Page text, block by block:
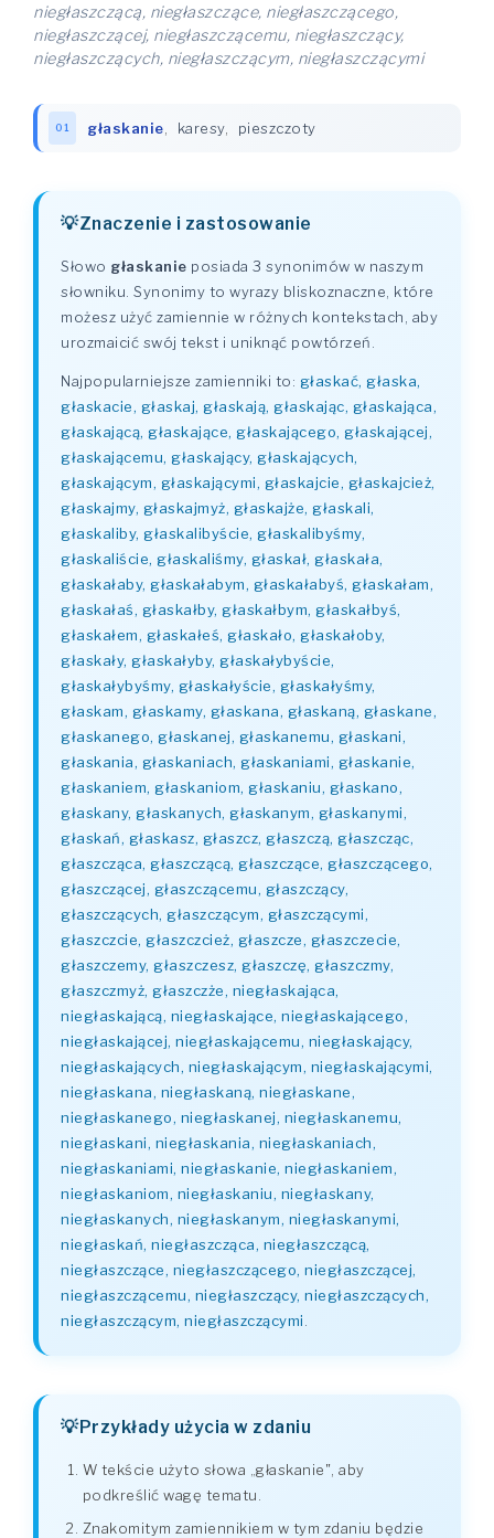
niegłaszczącą, niegłaszczące, niegłaszczącego,
niegłaszczącej, niegłaszczącemu, niegłaszczący,
niegłaszczących, niegłaszczącym, niegłaszczącymi
01 głaskanie karesy, pieszczoty
Znaczenie i zastosowanie
Słowo głaskanie posiada 3 synonimów w naszym
słowniku. Synonimy to wyrazy bliskoznaczne, które
możesz użyć zamiennie w różnych kontekstach, aby
urozmaicić swój tekst i uniknąć powtórzeń.
Najpopularniejsze zamienniki to: głaskać, głaska,
głaskacie, głaskaj, głaskają, głaskając, głaskająca,
głaskającą, głaskające, głaskającego, głaskającej,
głaskającemu, głaskający, głaskających,
głaskającym, głaskającymi, głaskajcie, głaskajcież,
głaskajmy, głaskajmyż, głaskajże, głaskali,
głaskaliby, głaskalibyście, głaskalibyśmy,
głaskaliście, głaskaliśmy, głaskał, głaskała,
głaskałaby, głaskałabym, głaskałabyś, głaskałam,
głaskałaś, głaskałby, głaskałbym, głaskałbyś,
głaskałem, głaskałeś, głaskało, głaskałoby,
głaskały, głaskałyby, głaskałybyście,
głaskałybyśmy, głaskałyście, głaskałyśmy,
głaskam, głaskamy, głaskana, głaskaną, głaskane,
głaskanego, głaskanej, głaskanemu, głaskani,
głaskania, głaskaniach, głaskaniami, głaskanie,
głaskaniem, głaskaniom, głaskaniu, głaskano,
głaskany, głaskanych, głaskanym, głaskanymi,
głaskań, głaskasz, głaszcz, głaszczą, głaszcząc,
głaszcząca, głaszczącą, głaszczące, głaszczącego,
głaszczącej, głaszczącemu, głaszczący,
głaszczących, głaszczącym, głaszczącymi,
głaszczcie, głaszczcież, głaszcze, głaszczecie,
głaszczemy, głaszczesz, głaszczę, głaszczmy,
głaszczmyż, głaszczże, niegłaskająca,
niegłaskającą, niegłaskające, niegłaskającego,
niegłaskającej, niegłaskającemu, niegłaskający,
niegłaskających, niegłaskającym, niegłaskającymi,
niegłaskana, niegłaskaną, niegłaskane,
niegłaskanego, niegłaskanej, niegłaskanemu,
niegłaskani, niegłaskania, niegłaskaniach,
niegłaskaniami, niegłaskanie, niegłaskaniem,
niegłaskaniom, niegłaskaniu, niegłaskany,
niegłaskanych, niegłaskanym, niegłaskanymi,
niegłaskań, niegłaszcząca, niegłaszczącą,
niegłaszczące, niegłaszczącego, niegłaszczącej,
niegłaszczącemu, niegłaszczący, niegłaszczących,
niegłaszczącym, niegłaszczącymi
Przykłady użycia w zdaniu
W tekście użyto słowa „głaskanie", aby
podkreślić wagę tematu.
Znakomitym zamiennikiem w tym zdaniu będzie